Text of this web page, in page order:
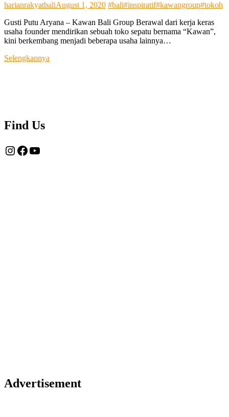
harianrakyatbaliAugust 1, 2020 #bali#inspiratif#kawangroup#tokoh
Gusti Putu Aryana – Kawan Bali Group Berawal dari kerja keras
usaha founder mendirikan sebuah toko sepatu bernama “Kawan”,
kini berkembang menjadi beberapa usaha lainnya…
Selengkapnya
Find Us
Instagram
Facebook
YouTube
Advertisement